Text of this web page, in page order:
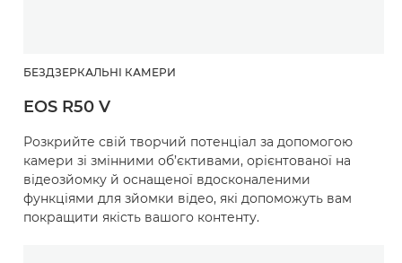
БЕЗДЗЕРКАЛЬНІ КАМЕРИ
EOS R50 V
Розкрийте свій творчий потенціал за допомогою
камери зі змінними об’єктивами, орієнтованої на
відеозйомку й оснащеної вдосконаленими
функціями для зйомки відео, які допоможуть вам
покращити якість вашого контенту.